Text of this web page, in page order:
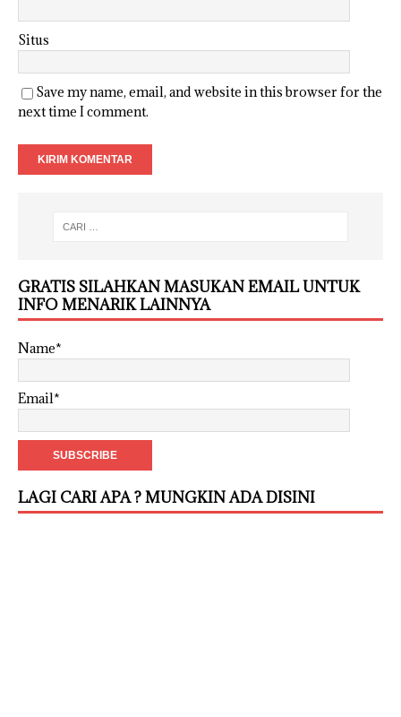
Situs
Save my name, email, and website in this browser for the
next time I comment.
GRATIS SILAHKAN MASUKAN EMAIL UNTUK
INFO MENARIK LAINNYA
Name*
Email*
LAGI CARI APA ? MUNGKIN ADA DISINI